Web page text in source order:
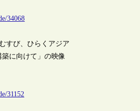
34068
すび、ひらくアジア
に向けて」の映像
31152